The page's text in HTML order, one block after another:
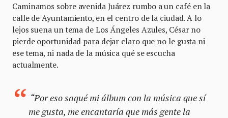
Caminamos sobre avenida Juárez rumbo a un café en la
calle de Ayuntamiento, en el centro de la ciudad. A lo
lejos suena un tema de Los Ángeles Azules, César no
pierde oportunidad para dejar claro que no le gusta ni
ese tema, ni nada de la música qué se escucha
actualmente.
“Por eso saqué mi álbum con la música que sí
me gusta, me encantaría que más gente la